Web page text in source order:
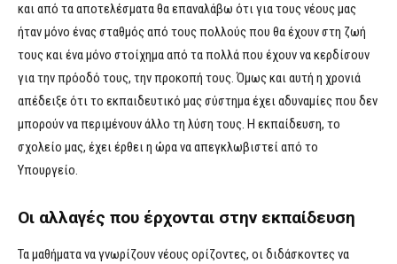
και από τα αποτελέσματα θα επαναλάβω ότι για τους νέους μας
ήταν μόνο ένας σταθμός από τους πολλούς που θα έχουν στη ζωή
τους και ένα μόνο στοίχημα από τα πολλά που έχουν να κερδίσουν
για την πρόοδό τους, την προκοπή τους. Όμως και αυτή η χρονιά
απέδειξε ότι το εκπαιδευτικό μας σύστημα έχει αδυναμίες που δεν
μπορούν να περιμένουν άλλο τη λύση τους. Η εκπαίδευση, το
σχολείο μας, έχει έρθει η ώρα να απεγκλωβιστεί από το
Υπουργείο.
Οι αλλαγές που έρχονται στην εκπαίδευση
Τα μαθήματα να γνωρίζουν νέους ορίζοντες, οι διδάσκοντες να